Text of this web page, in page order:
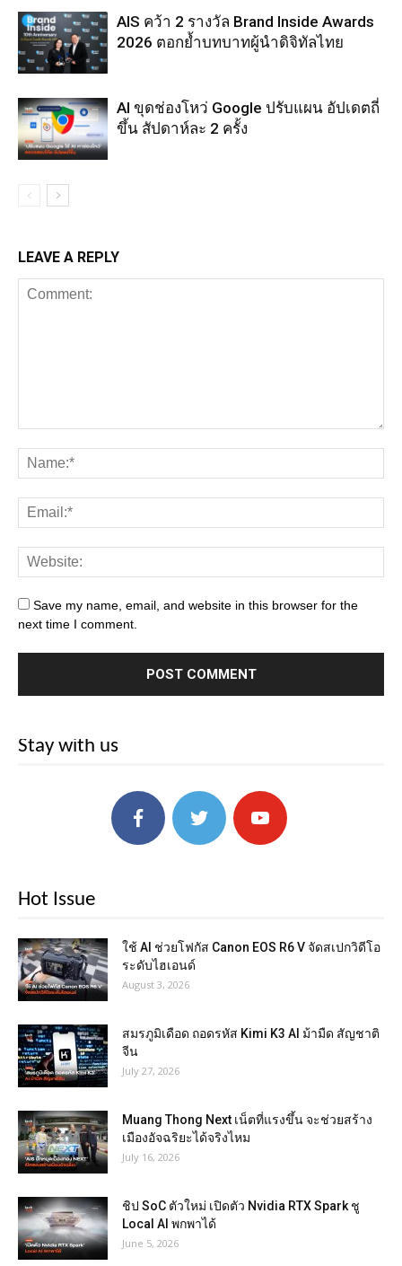
AIS คว้า 2 รางวัล Brand Inside Awards
2026 ตอกย้ำบทบาทผู้นำดิจิทัลไทย
AI ขุดช่องโหว่ Google ปรับแผน อัปเดตถี่
ขึ้น สัปดาห์ละ 2 ครั้ง
LEAVE A REPLY
Save my name, email, and website in this browser for the
next time I comment.
Stay with us
Hot Issue
ใช้ AI ช่วยโฟกัส Canon EOS R6 V จัดสเปกวิดีโอ
ระดับไฮเอนด์
August 3, 2026
สมรภูมิเดือด ถอดรหัส Kimi K3 AI ม้ามืด สัญชาติ
จีน
July 27, 2026
Muang Thong Next เน็ตที่แรงขึ้น จะช่วยสร้าง
เมืองอัจฉริยะได้จริงไหม
July 16, 2026
ชิป SoC ตัวใหม่ เปิดตัว Nvidia RTX Spark ชู
Local AI พกพาได้
June 5, 2026